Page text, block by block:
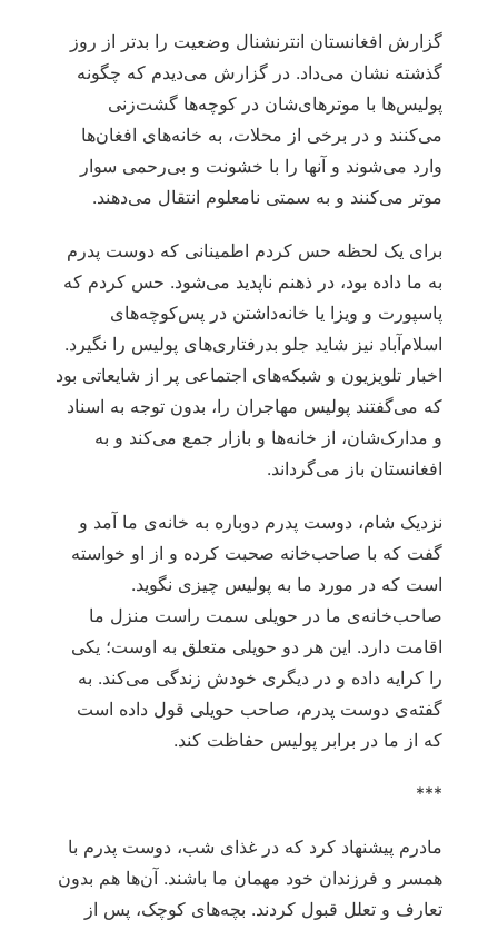
گزارش افغانستان انترنشنال وضعیت را بدتر از روز
گذشته نشان می‌داد. در گزارش می‌دیدم که چگونه
پولیس‌ها با موترهای‌شان در کوچه‌ها گشت‌زنی
می‌کنند و در برخی از محلات، به خانه‌های افغان‌ها
وارد می‌شوند و آنها را با خشونت و بی‌رحمی سوار
موتر می‌کنند و به سمتی نامعلوم انتقال می‌دهند.
برای یک لحظه حس کردم اطمینانی که دوست پدرم
به ما داده بود، در ذهنم ناپدید می‌شود. حس کردم که
پاسپورت و ویزا یا خانه‌داشتن در پس‌کوچه‌های
اسلام‌آباد نیز شاید جلو بدرفتاری‌های پولیس را نگیرد.
اخبار تلویزیون و شبکه‌های اجتماعی پر از شایعاتی بود
که می‌گفتند پولیس مهاجران را، بدون توجه به اسناد
و مدارک‌شان، از خانه‌ها و بازار جمع می‌کند و به
افغانستان باز می‌گرداند.
نزدیک شام، دوست پدرم دوباره به خانه‌ی ما آمد و
گفت که با صاحب‌خانه صحبت کرده و از او خواسته
است که در مورد ما به پولیس چیزی نگوید.
صاحب‌خانه‌ی ما در حویلی سمت راست منزل ما
اقامت دارد. این هر دو حویلی متعلق به اوست؛ یکی
را کرایه داده و در دیگری خودش زندگی می‌کند. به
گفته‌ی دوست پدرم، صاحب حویلی قول داده است
که از ما در برابر پولیس حفاظت کند.
***
مادرم پیشنهاد کرد که در غذای شب، دوست پدرم با
همسر و فرزندان خود مهمان ما باشند. آن‌ها هم بدون
تعارف و تعلل قبول کردند. بچه‌های کوچک، پس از